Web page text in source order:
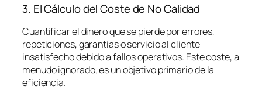
3. El Cálculo del Coste de No Calidad
Cuantificar el dinero que se pierde por errores,
repeticiones, garantías o servicio al cliente
insatisfecho debido a fallos operativos. Este coste, a
menudo ignorado, es un objetivo primario de la
eficiencia.